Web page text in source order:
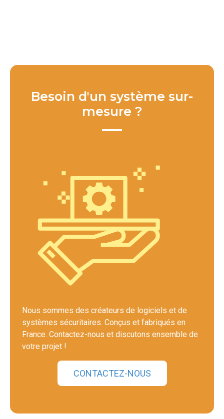
Besoin d'un système sur-
mesure ?
Nous sommes des créateurs de logiciels et de
systèmes sécuritaires. Conçus et fabriqués en
France. Contactez-nous et discutons ensemble de
votre projet !
CONTACTEZ-NOUS